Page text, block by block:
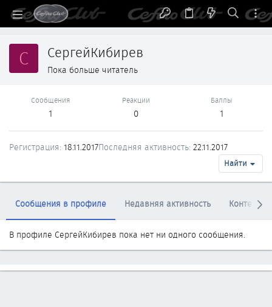
С СергейКибирев
Пока больше читатель
Сообщения
1
Реакции
0
Баллы
1
Регистрация 18.11.2017Последняя активность 22.11.2017
Найти
Сообщения в профиле Недавняя активность Контент
В профиле СергейКибирев пока нет ни одного сообщения.